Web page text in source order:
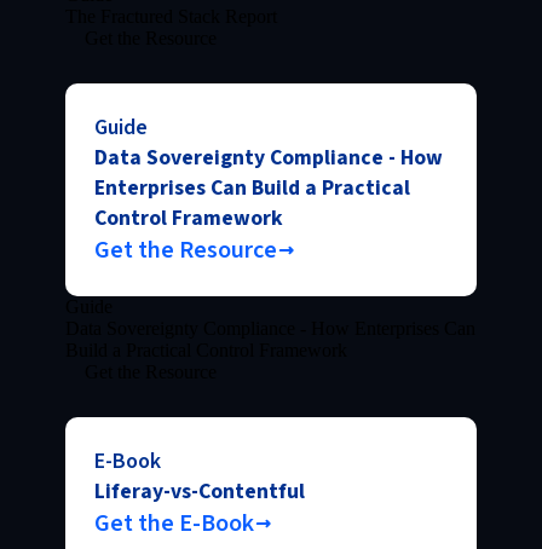
Guide
Data Sovereignty Compliance - How
Enterprises Can Build a Practical
Control Framework
Get the Resource
E-Book
Liferay-vs-Contentful
Get the E-Book